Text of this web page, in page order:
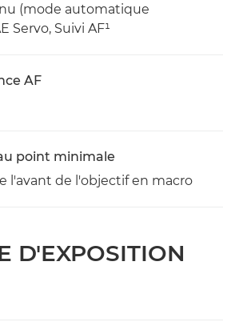
(mode automatique
Servo, Suivi AF¹
AF
point minimale
l'avant de l'objectif en macro
D'EXPOSITION